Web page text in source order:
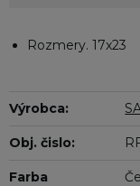
Rozmery. 17x23
Výrobca:
Obj. čislo:
Farba